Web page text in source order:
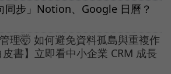
同步」Notion、Google 日曆？
理🤯 如何避免資料孤島與重複作
書】立即看中小企業 CRM 成長